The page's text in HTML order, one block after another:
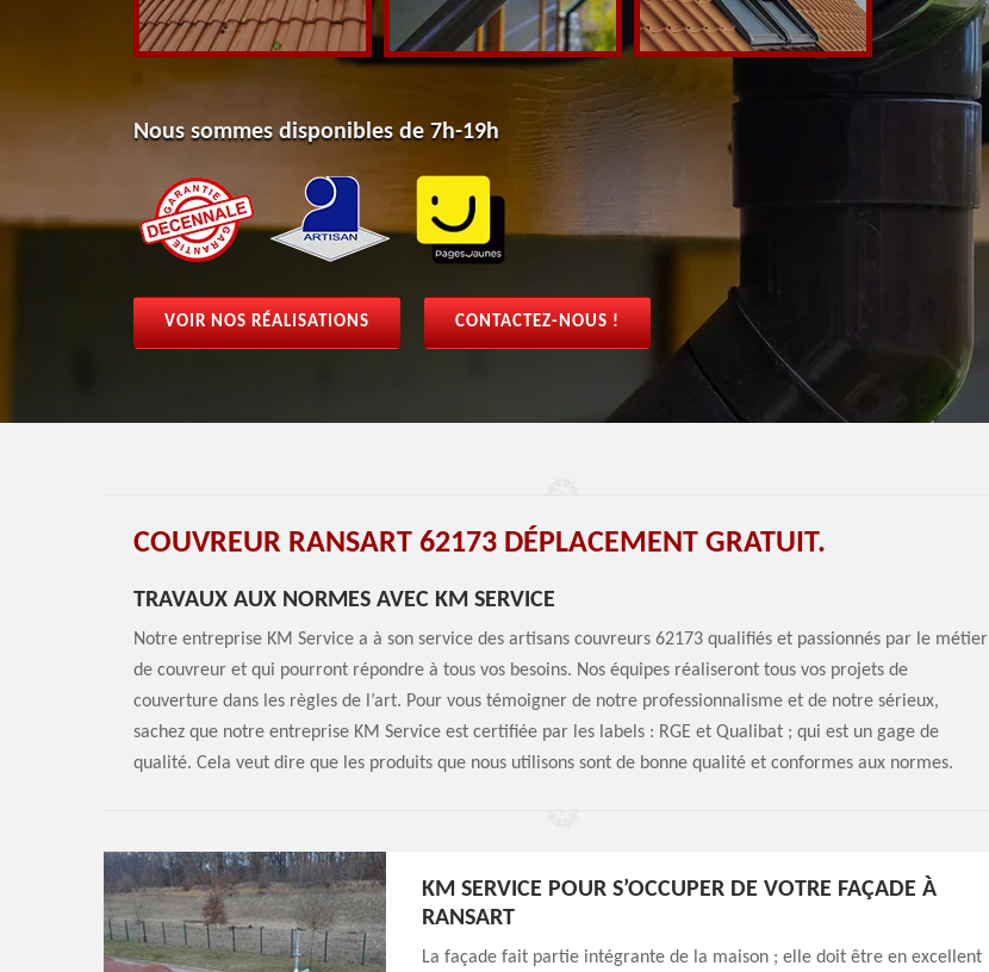
Nous sommes disponibles de 7h-19h
VOIR NOS RÉALISATIONS CONTACTEZ-NOUS !
COUVREUR RANSART 62173 DÉPLACEMENT GRATUIT.
TRAVAUX AUX NORMES AVEC KM SERVICE
Notre entreprise KM Service a à son service des artisans couvreurs 62173 qualifiés et passionnés par le métier
de couvreur et qui pourront répondre à tous vos besoins. Nos équipes réaliseront tous vos projets de
couverture dans les règles de l’art. Pour vous témoigner de notre professionnalisme et de notre sérieux,
sachez que notre entreprise KM Service est certifiée par les labels : RGE et Qualibat ; qui est un gage de
qualité. Cela veut dire que les produits que nous utilisons sont de bonne qualité et conformes aux normes.
KM SERVICE POUR S’OCCUPER DE VOTRE FAÇADE À
RANSART
La façade fait partie intégrante de la maison ; elle doit être en excellent